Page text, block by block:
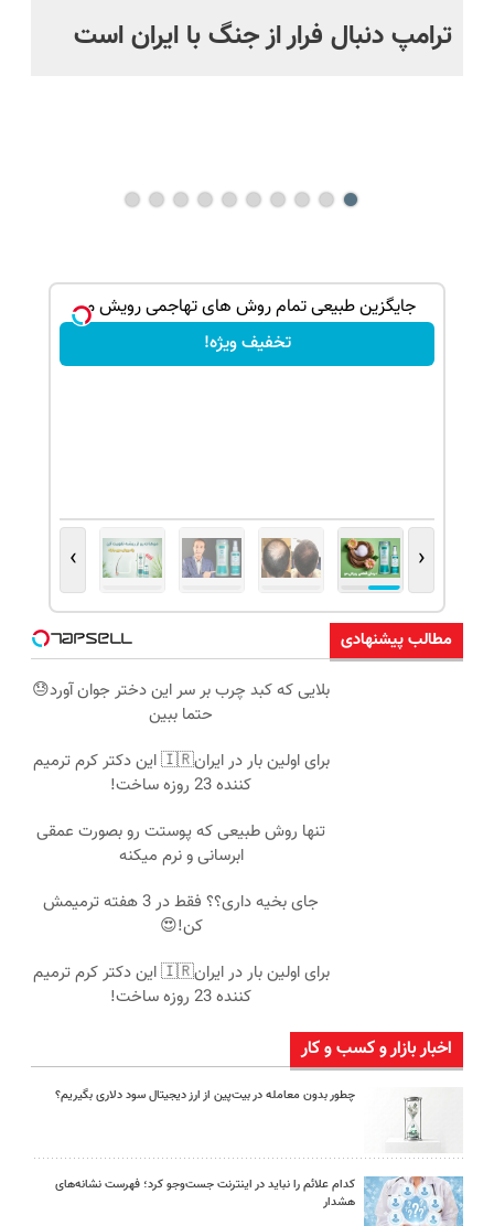
ترامپ دنبال فرار از جنگ با ایران است
جایگزین طبیعی تمام روش های تهاجمی رویش مو
تخفیف ویژه!
‹
›
مطالب پیشنهادی
بلایی که کبد چرب بر سر این دختر جوان آورد😓
حتما ببین
برای اولین بار در ایران🇮🇷 این دکتر کرم ترمیم
کننده 23 روزه ساخت!
تنها روش طبیعی که پوستت رو بصورت عمقی
ابرسانی و نرم میکنه
جای بخیه داری؟؟ فقط در 3 هفته ترمیمش
کن!😍
برای اولین بار در ایران🇮🇷 این دکتر کرم ترمیم
کننده 23 روزه ساخت!
اخبار بازار و کسب و کار
چطور بدون معامله در بیت‌پین از ارز دیجیتال سود دلاری بگیریم؟
کدام علائم را نباید در اینترنت جست‌وجو کرد؛ فهرست نشانه‌های
هشدار